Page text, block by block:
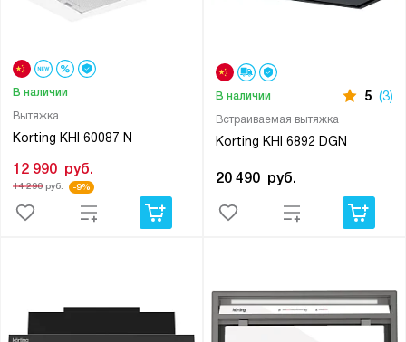
Вытяжка
Korting KHI 60087 N
В наличии
12 990 руб.
14 290руб. -9%
Встраиваемая вытяжка
Korting KHI 6892 DGN
В наличии 5 (3)
20 490 руб.